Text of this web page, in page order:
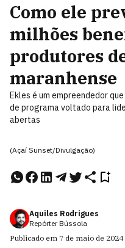
Como ele
milhões
produtores
maranhense
Ekles é um empreendedor
de programa voltado para
abertas
(Açaí Sunset/Divulgação)
Aquiles Rodrigues
Repórter Bússola
Publicado em 7 de maio de 2024